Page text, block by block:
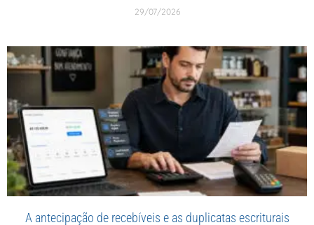
29/07/2026
A antecipação de recebíveis e as duplicatas escriturais